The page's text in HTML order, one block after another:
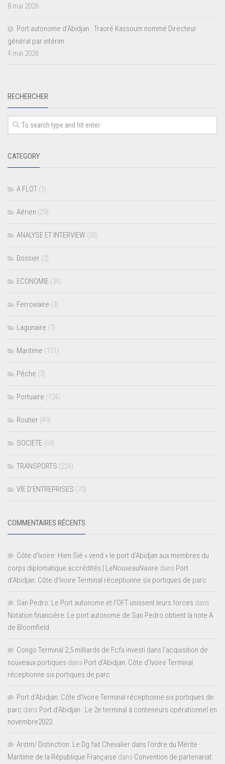
8 mai 2026
Port autonome d’Abidjan : Traoré Kassoum nommé Directeur
général par intérim
4 mai 2026
RECHERCHER
CATEGORY
A FLOT (1)
Aérien (29)
ANALYSE ET INTERVIEW (20)
Dossier (2)
ECONOMIE (34)
Ferroviaire (3)
Lagunaire (7)
Maritime (131)
Pêche (3)
Portuaire (124)
Routier (49)
SOCIETE (69)
TRANSPORTS (224)
VIE D’ENTREPRISES (70)
COMMENTAIRES RÉCENTS
Côte d'Ivoire: Hien Sié « vend » le port d'Abidjan aux membres du
corps diplomatique accrédités | LeNouveauNavire dans Port
d’Abidjan: Côte d’Ivoire Terminal réceptionne six portiques de parc
San Pedro: Le Port autonome et l’OFT unissent leurs forces dans
Notation financière: Le port autonome de San Pedro obtient la note A
de Bloomfield
Congo Terminal 2,5 milliards de Fcfa investi dans l’acquisition de
nouveaux portiques dans Port d’Abidjan: Côte d’Ivoire Terminal
réceptionne six portiques de parc
Port d'Abidjan: Côte d’Ivoire Terminal réceptionne six portiques de
parc dans Port d’Abidjan : Le 2e terminal à conteneurs opérationnel en
novembre2022
Arstm/ Distinction: Le Dg fait Chevalier dans l’ordre du Mérite
Maritime de la République Française dans Convention de partenariat: